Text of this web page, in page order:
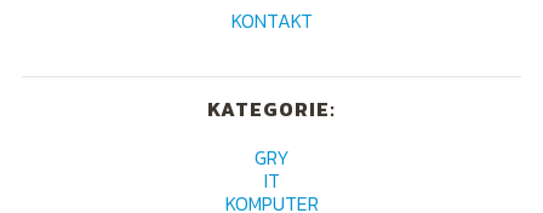
KONTAKT
KATEGORIE:
GRY
IT
KOMPUTER